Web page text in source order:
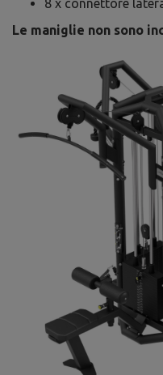
8 x connettore
Le maniglie non sono